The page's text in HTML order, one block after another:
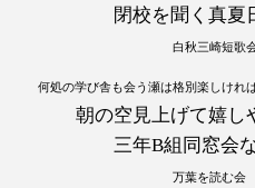
閉校を聞く真夏日
白秋三崎短
何処の学び舎も会う瀬は格別楽しけれ
朝の空見上げて嬉し
三年B組同窓会な
万葉を読む会 三